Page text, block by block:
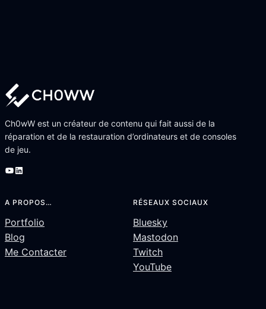
Ch0wW est un créateur de contenu qui fait aussi de la
réparation et de la restauration d’ordinateurs et de consoles
de jeu.
YouTube LinkedIn
A PROPOS…
Portfolio
Blog
Me Contacter
RÉSEAUX SOCIAUX
Bluesky
Mastodon
Twitch
YouTube